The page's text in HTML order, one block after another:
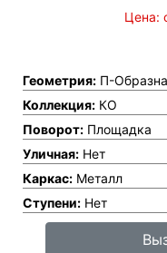
Цена:
Геометрия: П-
Коллекция: КО
Поворот: Площадка
Уличная: Нет
Каркас: Металл
Ступени: Нет